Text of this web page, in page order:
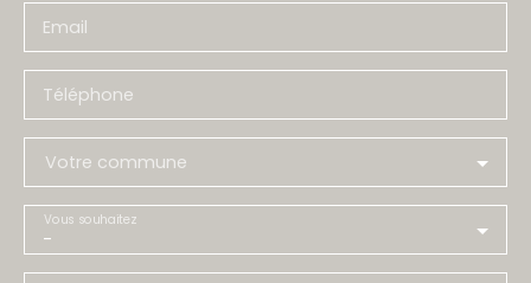
Email
Téléphone
Votre commune
-
Vous souhaitez